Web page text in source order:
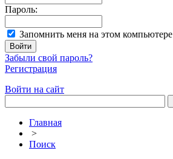
Пароль:
Запомнить меня на этом компьютере
Забыли свой пароль?
Регистрация
Войти на сайт
Главная
>
Поиск